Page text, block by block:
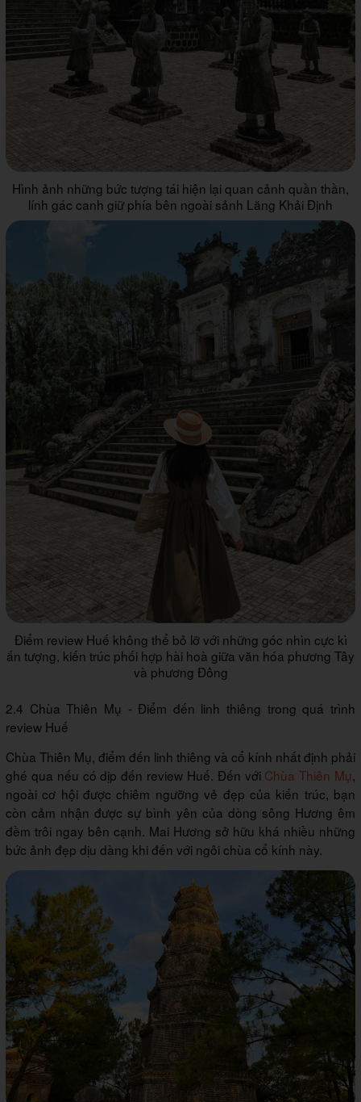
Hình ảnh những bức tượng tái hiện lại quan cảnh quần thần,
lính gác canh giữ phía bên ngoài sảnh Lăng Khải Định
Điểm review Huế không thể bỏ lỡ với những góc nhìn cực kì
ấn tượng, kiến trúc phối hợp hài hoà giữa văn hóa phương Tây
và phương Đông
2.4 Chùa Thiên Mụ - Điểm đến linh thiêng trong quá trình
review Huế
Chùa Thiên Mụ, điểm đến linh thiêng và cổ kính nhất định phải
ghé qua nếu có dịp đến review Huế. Đến với Chùa Thiên Mụ,
ngoài cơ hội được chiêm ngưỡng vẻ đẹp của kiến trúc, bạn
còn cảm nhận được sự bình yên của dòng sông Hương êm
đềm trôi ngay bên cạnh. Mai Hương sở hữu khá nhiều những
bức ảnh đẹp dịu dàng khi đến với ngôi chùa cổ kính này.